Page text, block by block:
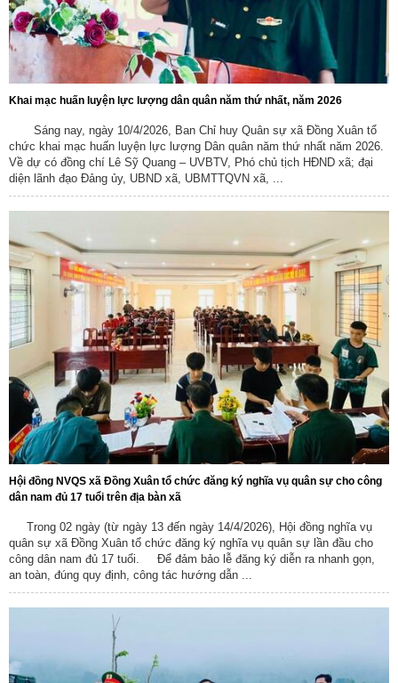
Khai mạc huấn luyện lực lượng dân quân năm thứ nhất, năm 2026
Sáng nay, ngày 10/4/2026, Ban Chỉ huy Quân sự xã Đồng Xuân tổ
chức khai mạc huấn luyện lực lượng Dân quân năm thứ nhất năm 2026.
Về dự có đồng chí Lê Sỹ Quang – UVBTV, Phó chủ tịch HĐND xã; đại
diện lãnh đạo Đảng ủy, UBND xã, UBMTTQVN xã, ...
Hội đồng NVQS xã Đồng Xuân tổ chức đăng ký nghĩa vụ quân sự cho công
dân nam đủ 17 tuổi trên địa bàn xã
Trong 02 ngày (từ ngày 13 đến ngày 14/4/2026), Hội đồng nghĩa vụ
quân sự xã Đồng Xuân tổ chức đăng ký nghĩa vụ quân sự lần đầu cho
công dân nam đủ 17 tuổi. Để đảm bảo lễ đăng ký diễn ra nhanh gọn,
an toàn, đúng quy định, công tác hướng dẫn ...